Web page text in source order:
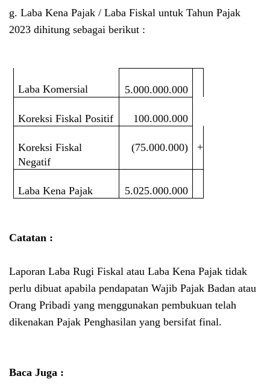
g. Laba Kena Pajak / Laba Fiskal untuk Tahun Pajak
2023 dihitung sebagai berikut :
Laba Komersial 5.000.000.000
Koreksi Fiskal Positif 100.000.000
Koreksi Fiskal
Negatif
(75.000.000) +
Laba Kena Pajak 5.025.000.000
Catatan :
Laporan Laba Rugi Fiskal atau Laba Kena Pajak tidak
perlu dibuat apabila pendapatan Wajib Pajak Badan atau
Orang Pribadi yang menggunakan pembukuan telah
dikenakan Pajak Penghasilan yang bersifat final.
Baca Juga :